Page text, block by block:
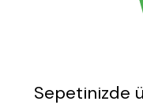
Sepetinizde